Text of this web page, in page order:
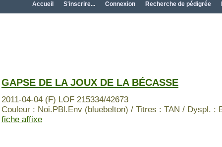
Accueil S'inscrire... Connexion Recherche de pédigrée
GAPSE DE LA JOUX DE LA BÉCASSE
2011-04-04 (F) LOF 215334/42673
Couleur : Noi.PBl.Env (bluebelton) / Titres : TAN / Dyspl. :
fiche affixe